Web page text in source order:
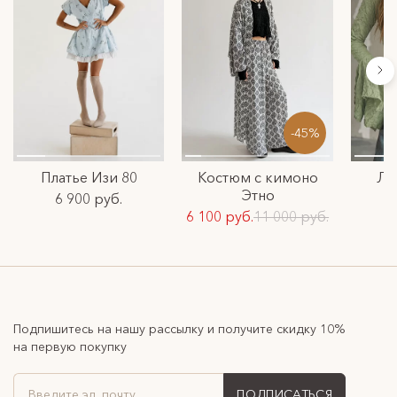
Платье Изи 80
6 900 руб.
-45%
Костюм с кимоно
Этно
6 100 руб.11 000 руб.
Подпишитесь на нашу рассылку и получите скидку 10%
на первую покупку